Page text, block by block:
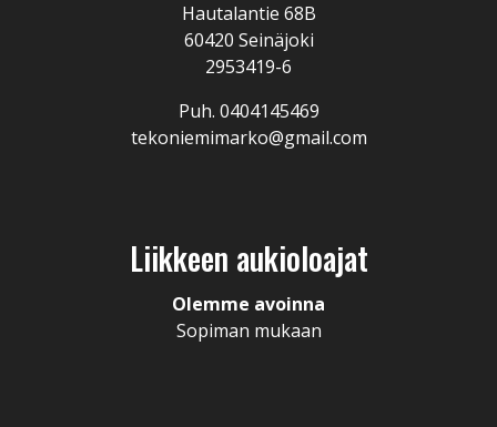
Hautalantie 68B
60420 Seinäjoki
2953419-6
Puh. 0404145469
tekoniemimarko@gmail.com
Liikkeen aukioloajat
Olemme avoinna
Sopiman mukaan